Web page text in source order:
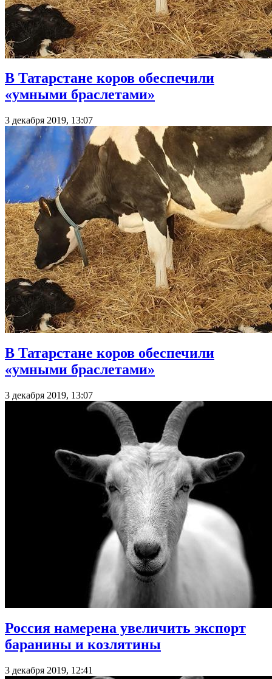
В Татарстане коров обеспечили
«умными браслетами»
3 декабря 2019, 13:07
В Татарстане коров обеспечили
«умными браслетами»
3 декабря 2019, 13:07
Россия намерена увеличить экспорт
баранины и козлятины
3 декабря 2019, 12:41